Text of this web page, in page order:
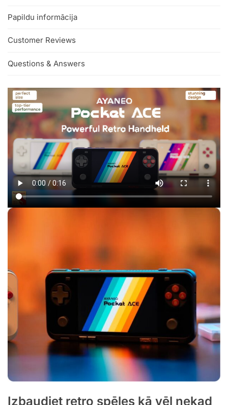
:Papildu informācija
Customer Reviews
Questions & Answers
Izbaudiet retro spēles kā vēl nekad